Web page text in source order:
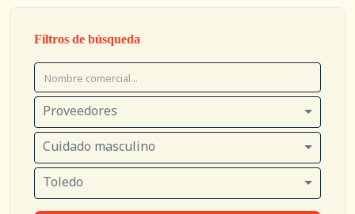
Filtros de búsqueda
Proveedores
Cuidado masculino
Toledo